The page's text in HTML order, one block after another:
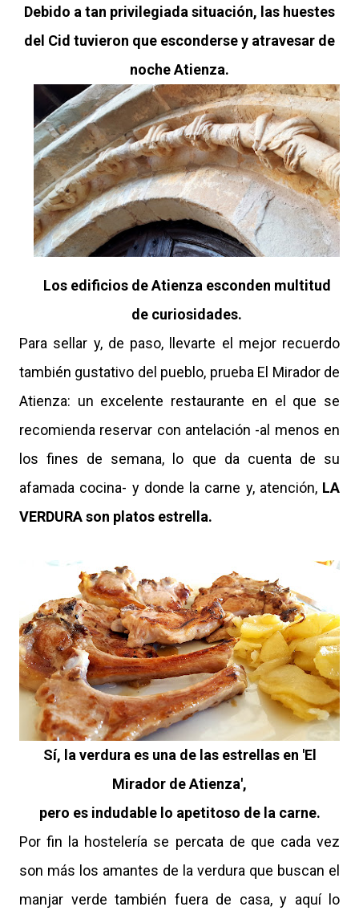
Debido a tan privilegiada situación, las huestes
del Cid tuvieron que esconderse y atravesar de
noche Atienza.
Los edificios de Atienza esconden multitud
de curiosidades.
Para sellar y, de paso, llevarte el mejor recuerdo
también gustativo del pueblo, prueba El Mirador de
Atienza: un excelente restaurante en el que se
recomienda reservar con antelación -al menos en
los fines de semana, lo que da cuenta de su
afamada cocina- y donde la carne y, atención, LA
VERDURA son platos estrella.
Sí, la verdura es una de las estrellas en 'El
Mirador de Atienza',
pero es indudable lo apetitoso de la carne.
Por fin la hostelería se percata de que cada vez
son más los amantes de la verdura que buscan el
manjar verde también fuera de casa, y aquí lo